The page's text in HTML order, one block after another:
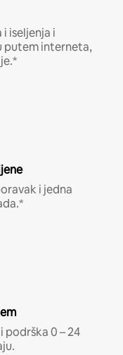
iseljenja i
putem interneta,
i jedna
podrška 0 – 24